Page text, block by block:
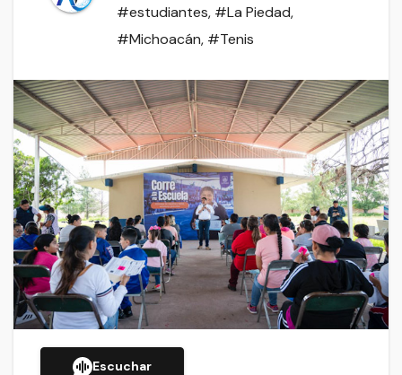
#estudiantes, #La Piedad,
#Michoacán, #Tenis
Escuchar